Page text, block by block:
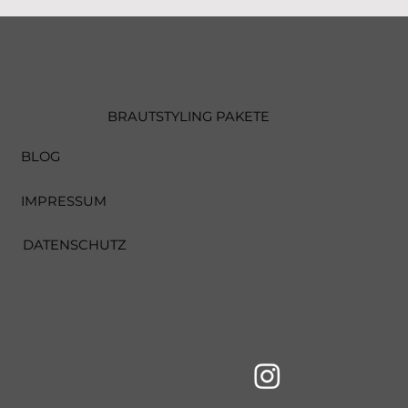
BRAUTSTYLING PAKETE
BLOG
IMPRESSUM
DATENSCHUTZ